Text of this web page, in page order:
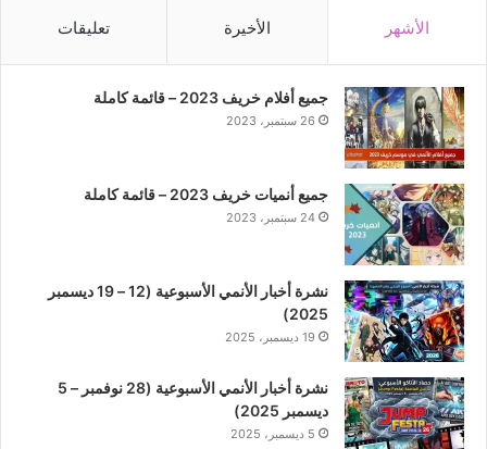
الأشهر الأخيرة تعليقات
جميع أفلام خريف 2023 – قائمة كاملة
26 سبتمبر، 2023
جميع أنميات خريف 2023 – قائمة كاملة
24 سبتمبر، 2023
نشرة أخبار الأنمي الأسبوعية (12 – 19 ديسمبر
2025)
19 ديسمبر، 2025
نشرة أخبار الأنمي الأسبوعية (28 نوفمبر – 5
ديسمبر 2025)
5 ديسمبر، 2025